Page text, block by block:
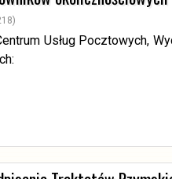
Usług Pocztowych,